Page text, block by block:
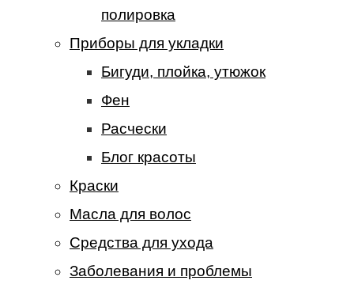
полировка
Приборы для укладки
Бигуди, плойка, утюжок
Фен
Расчески
Блог красоты
Краски
Масла для волос
Средства для ухода
Заболевания и проблемы